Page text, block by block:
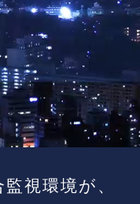
視環境が、